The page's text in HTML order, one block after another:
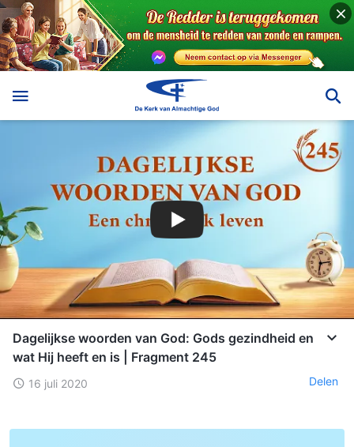
Dagelijkse woorden van God: Gods gezindheid en
wat Hij heeft en is | Fragment 245
16 juli 2020 Delen